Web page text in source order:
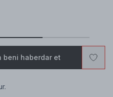
beni haberdar et